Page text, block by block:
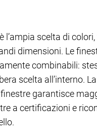
l’ampia scelta di
dimensioni. Le
combinabili:
scelta all’interno.
garantisce
a certificazioni e